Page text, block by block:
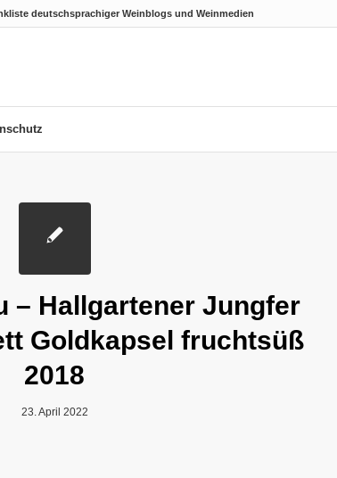
deutschsprachiger Weinblogs und Weinmedien
– Hallgartener Jungfer
Goldkapsel fruchtsüß
2018
23. April 2022